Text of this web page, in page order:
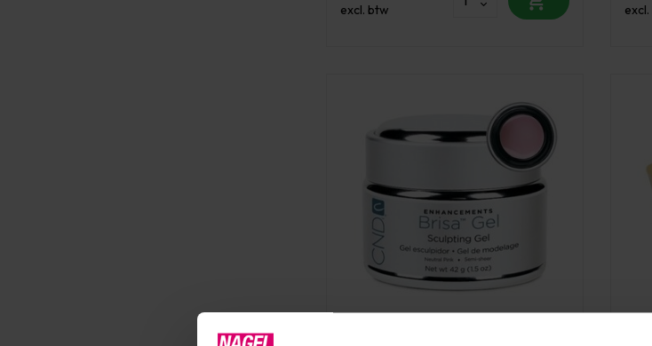
excl. btw